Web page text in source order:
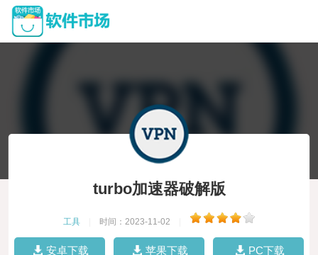
turbo加速器破解版
工具 时间：2023-11-02
安卓下载 苹果下载 PC下载